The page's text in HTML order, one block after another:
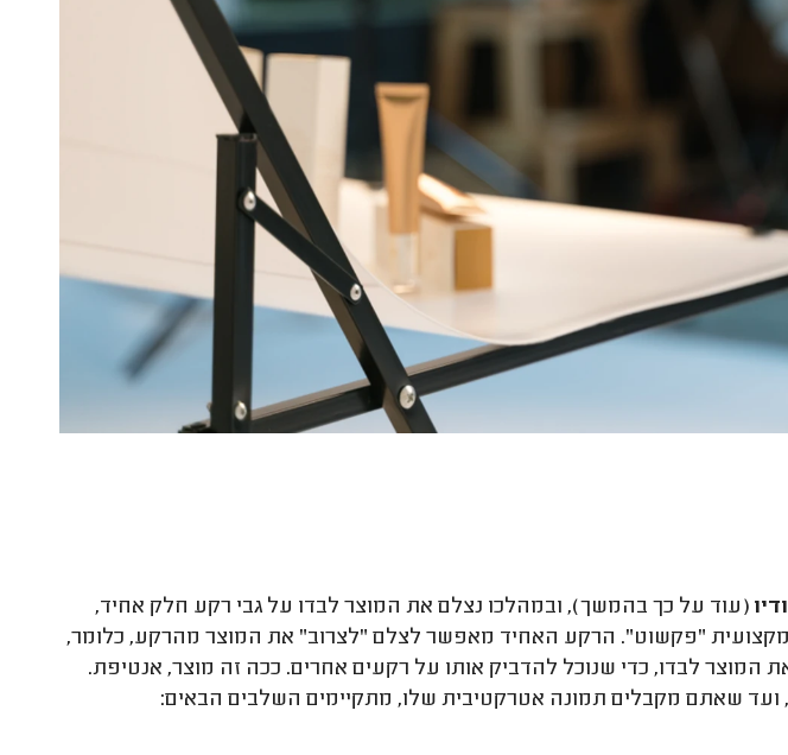
(עוד על כך בהמשך), ובמהלכו נצלם את המוצר לבדו על גבי רקע חלק אחיד,
"פקשוט". הרקע האחיד מאפשר לצלם "לצרוב" את המוצר מהרקע, כלומר,
לבדו, כדי שנוכל להדביק אותו על רקעים אחרים. ככה זה מוצר, אנטיפת.
ועד שאתם מקבלים תמונה אטרקטיבית שלו, מתקיימים השלבים הבאים: